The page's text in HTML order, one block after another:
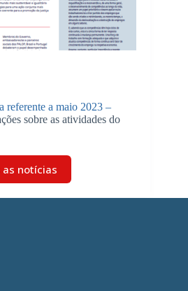
referente a maio 2023 –
sobre as atividades do
as notícias